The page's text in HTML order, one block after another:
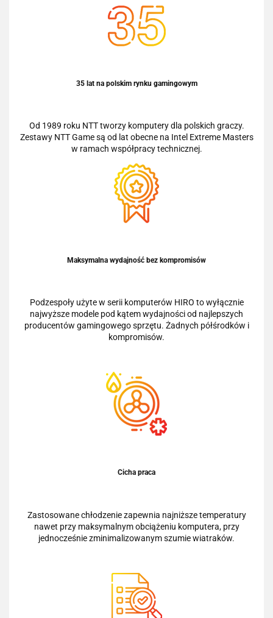
35 lat na polskim rynku gamingowym
Od 1989 roku NTT tworzy komputery dla polskich graczy.
Zestawy NTT Game są od lat obecne na Intel Extreme Masters
w ramach współpracy technicznej.
Maksymalna wydajność bez kompromisów
Podzespoły użyte w serii komputerów HIRO to wyłącznie
najwyższe modele pod kątem wydajności od najlepszych
producentów gamingowego sprzętu. Żadnych półśrodków i
kompromisów.
Cicha praca
Zastosowane chłodzenie zapewnia najniższe temperatury
nawet przy maksymalnym obciążeniu komputera, przy
jednocześnie zminimalizowanym szumie wiatraków.